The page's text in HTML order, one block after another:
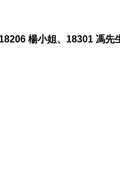
楊小姐、18301 馮先